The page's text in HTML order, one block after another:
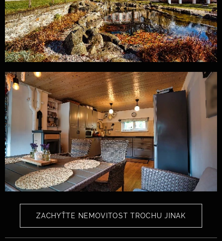
ZACHYŤTE NEMOVITOST TROCHU JINAK